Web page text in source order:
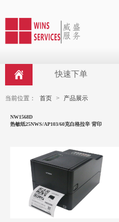
快速下单
当前位置： 首页 > 产品展示
NW1568D
热敏纸25NWS/AP103/60克白格拉辛 背印